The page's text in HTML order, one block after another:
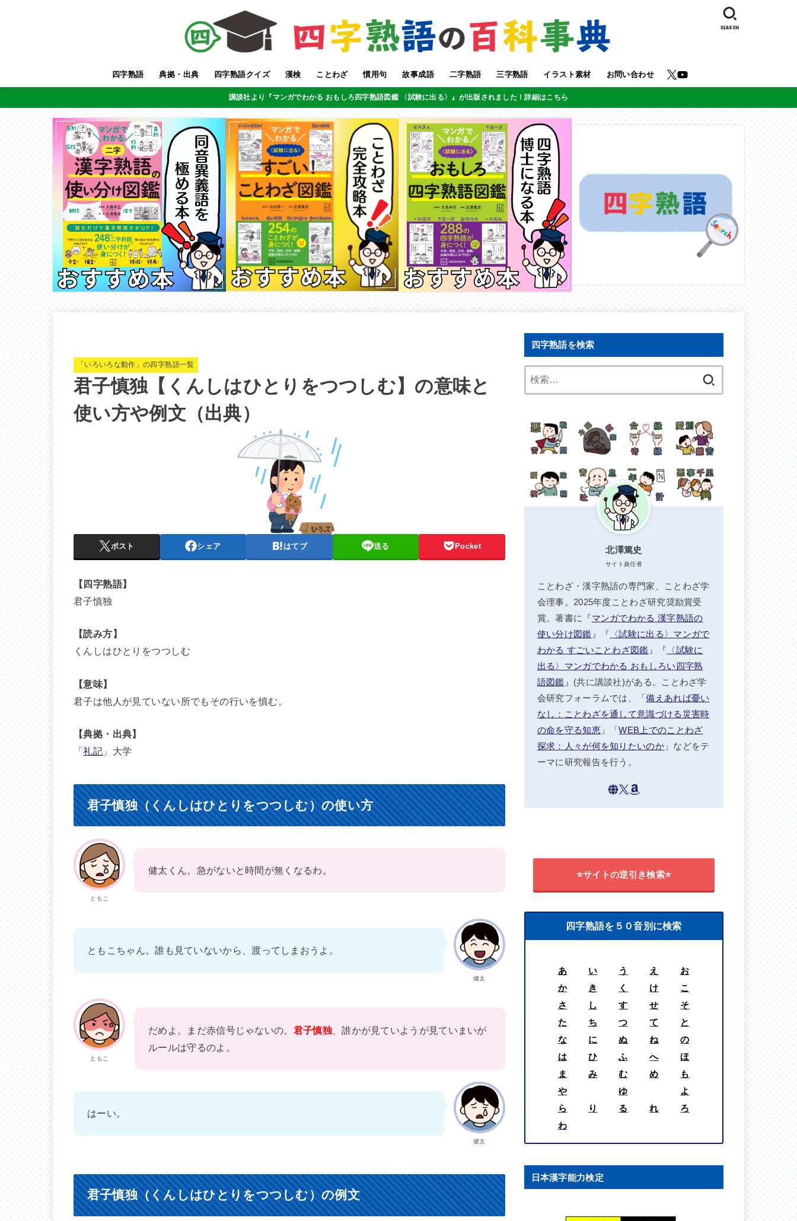
四字熟語 典拠・出典 四字熟語クイズ 漢検 ことわざ 慣用句 故事成語 二字熟語 三字熟語 イラスト素材 お問い合わせ
SEARCH
講談社より『マンガでわかる おもしろ四字熟語図鑑 〈試験に出る〉』が出版されました！詳細はこちら
「いろいろな動作」の四字熟語一覧
君子慎独【くんしはひとりをつつしむ】の意味と
使い方や例文（出典）
ポスト シェア はてブ 送る Pocket
【四字熟語】
君子慎独
【読み方】
くんしはひとりをつつしむ
【意味】
君子は他人が見ていない所でもその行いを慎む。
【典拠・出典】
「礼記 」大学
君子慎独（くんしはひとりをつつしむ）の使い方
ともこ
健太くん。急がないと時間が無くなるわ。
健太
ともこちゃん。誰も見ていないから、渡ってしまおうよ。
ともこ
だめよ。まだ赤信号じゃないの。 君子慎独、誰かが見ていようが見ていまいが
ルールは守るのよ。
健太
はーい。
君子慎独（くんしはひとりをつつしむ）の例文
四字熟語を検索
北澤篤史
サイト責任者
ことわざ・漢字熟語の専門家、ことわざ学
会理事。2025年度ことわざ研究奨励賞受
賞。著書に『マンガでわかる 漢字熟語の
使い分け図鑑 』『 〈試験に出る〉マンガで
わかる すごいことわざ図鑑 』『 〈試験に
出る〉マンガでわかる おもしろい四字熟
語図鑑 』(共に講談社)がある。ことわざ学
会研究フォーラムでは、「備えあれば憂い
なし：ことわざを通して意識づける災害時
の命を守る知恵」「WEB上でのことわざ
探求：人々が何を知りたいのか」などをテ
ーマに研究報告を行う。
⭐サイトの逆引き検索⭐
四字熟語を５０音別に検索
あ い う え
お
か
き く け
こ
さ
し す せ
そ
た
ち つ て
と
な
に ぬ ね
の
は
ひ ふ へ
ほ
ま
み む め
も
や
ゆ
よ
ら
り る れ
ろ
わ
日本漢字能力検定